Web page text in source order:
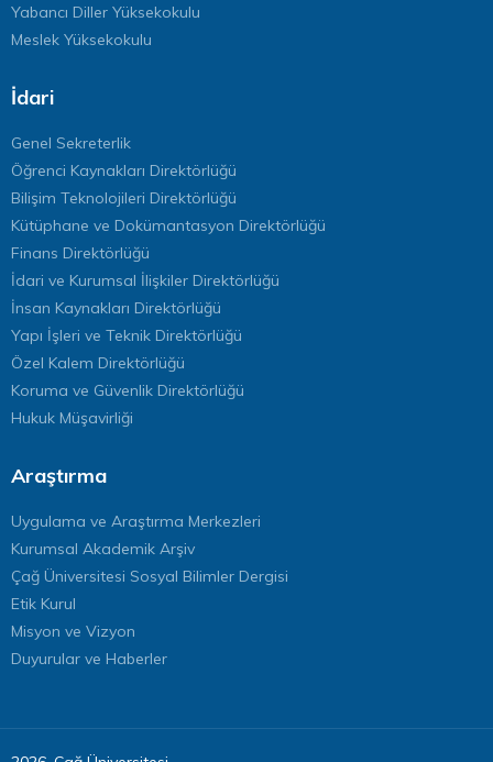
Yabancı Diller Yüksekokulu
Meslek Yüksekokulu
İdari
Genel Sekreterlik
Öğrenci Kaynakları Direktörlüğü
Bilişim Teknolojileri Direktörlüğü
Kütüphane ve Dokümantasyon Direktörlüğü
Finans Direktörlüğü
İdari ve Kurumsal İlişkiler Direktörlüğü
İnsan Kaynakları Direktörlüğü
Yapı İşleri ve Teknik Direktörlüğü
Özel Kalem Direktörlüğü
Koruma ve Güvenlik Direktörlüğü
Hukuk Müşavirliği
Araştırma
Uygulama ve Araştırma Merkezleri
Kurumsal Akademik Arşiv
Çağ Üniversitesi Sosyal Bilimler Dergisi
Etik Kurul
Misyon ve Vizyon
Duyurular ve Haberler